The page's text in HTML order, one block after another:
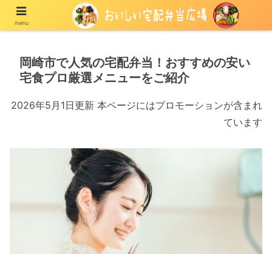
宅配の冷凍弁当や冷蔵弁当を紹介する情報メディア
岡崎市で人気の宅配弁当！おすすめの安い
宅食プロ厳選メニューをご紹介
2026年5月1日更新 本ページにはプロモーションが含まれ
ています
menu